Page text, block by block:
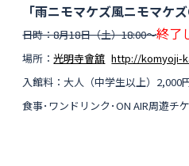
「雨ニモマケズ風ニモマケズ
日時：8月18日（土）18:00〜終了
場所：光明寺會舘 http://komyoji-
入館料：大人（中学生以上）2,000
食事･ワンドリンク･ON AIR周遊チ